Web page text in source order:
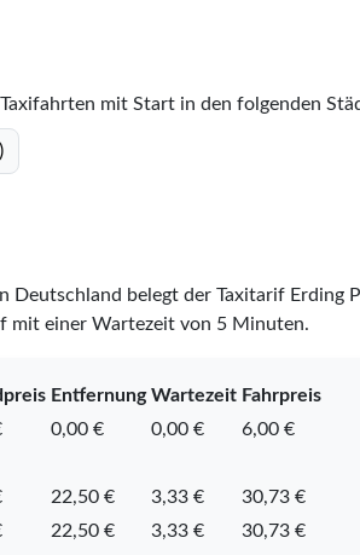
mit Start in den folgenden
Deutschland belegt der Taxitarif Erding
mit einer Wartezeit von 5 Minuten.
Entfernung Wartezeit Fahrpreis
0,00 € 0,00 €
6,00 €
22,50 € 3,33 €
30,73 €
22,50 € 3,33 €
30,73 €